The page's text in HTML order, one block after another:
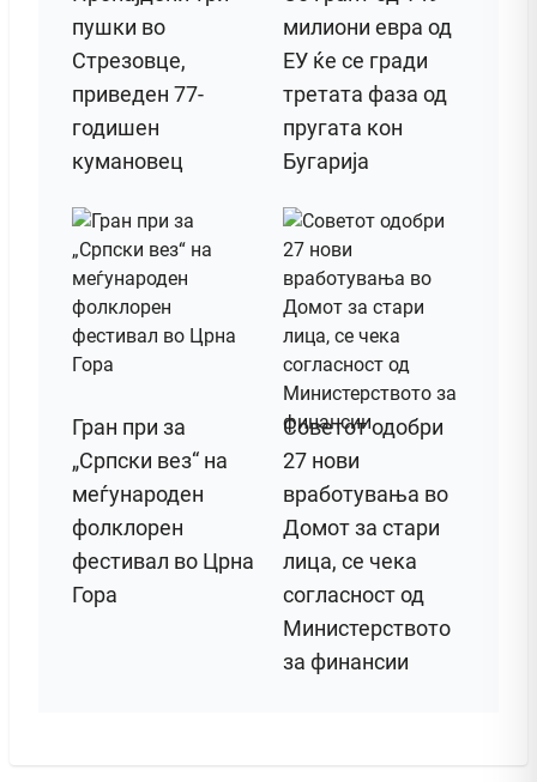
пушки во
Стрезовце,
приведен 77-
годишен
кумановец
милиони евра од
ЕУ ќе се гради
третата фаза од
пругата кон
Бугарија
Гран при за
„Српски вез“ на
меѓународен
фолклорен
фестивал во Црна
Гора
Советот одобри
27 нови
вработувања во
Домот за стари
лица, се чека
согласност од
Министерството
за финансии